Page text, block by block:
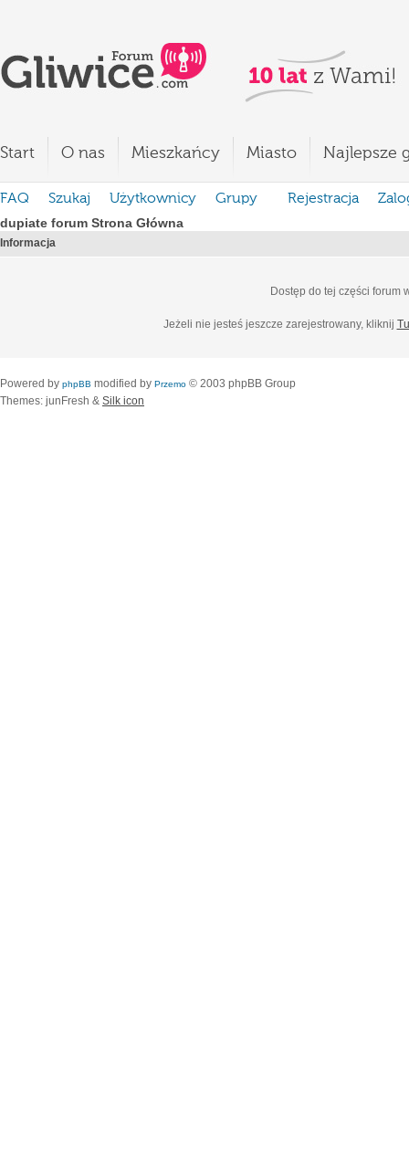
Start O nas Mieszkańcy Miasto Najlepsze
FAQ Szukaj Użytkownicy Grupy Rejestracja
dupiate forum Strona Główna
Informacja
Dostęp do tej części forum
Jeżeli nie jesteś jeszcze zarejestrowany, kliknij
Powered by phpBB modified by Przemo © 2003 phpBB Group
Themes: junFresh & Silk icon